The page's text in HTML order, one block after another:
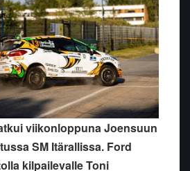
viikonloppuna Joensuun
SM Itärallissa. Ford
kilpailevalle Toni